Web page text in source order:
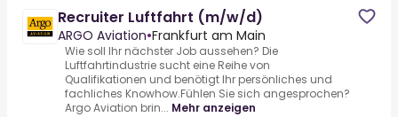
Recruiter Luftfahrt (m/w/d)
ARGO Aviation•Frankfurt am Main
Wie soll Ihr nächster Job aussehen? Die
Luftfahrtindustrie sucht eine Reihe von
Qualifikationen und benötigt Ihr persönliches und
fachliches Knowhow.Fühlen Sie sich angesprochen?
Argo Aviation brin... Mehr anzeigen